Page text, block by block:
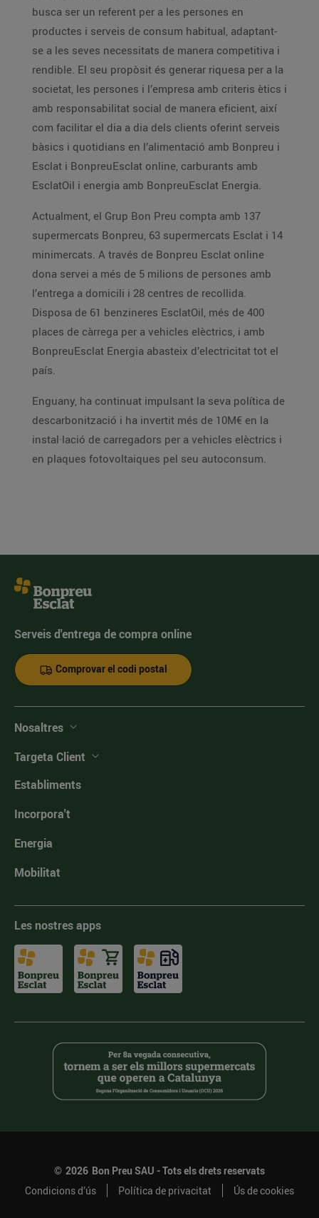
busca ser un referent per a les persones en
productes i serveis de consum habitual, adaptant-
se a les seves necessitats de manera competitiva i
rendible. El seu propòsit és generar riquesa per a la
societat, les persones i l’empresa amb criteris ètics i
amb responsabilitat social de manera eficient, així
com facilitar el dia a dia dels clients oferint serveis
bàsics i quotidians en l’alimentació amb Bonpreu i
Esclat i BonpreuEsclat online, carburants amb
EsclatOil i energia amb BonpreuEsclat Energia.
Actualment, el Grup Bon Preu compta amb 137
supermercats Bonpreu, 63 supermercats Esclat i 14
minimercats. A través de Bonpreu Esclat online
dona servei a més de 5 milions de persones amb
l’entrega a domicili i 28 centres de recollida.
Disposa de 61 benzineres EsclatOil, més de 400
places de càrrega per a vehicles elèctrics, i amb
BonpreuEsclat Energia abasteix d’electricitat tot el
país.
Enguany, ha continuat impulsant la seva política de
descarbonització i ha invertit més de 10M€ en la
instal·lació de carregadors per a vehicles elèctrics i
en plaques fotovoltaiques pel seu autoconsum.
Serveis d'entrega de compra online
Comprovar el codi postal
Nosaltres
Targeta Client
Establiments
Incorpora't
Energia
Mobilitat
Les nostres apps
© 2026 Bon Preu SAU - Tots els drets reservats
Condicions d’ús
Política de privacitat Ús de cookies